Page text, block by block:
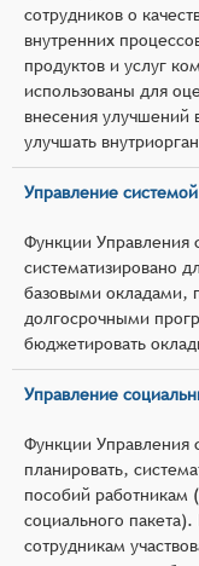
сотрудников о
внутренних
продуктов и услуг
использованы для
внесения улучшений
улучшать
Управление
Функции Управления
систематизировано
базовыми окладами,
долгосрочными
бюджетировать
Управление
Функции Управления
планировать,
пособий работникам
социального
сотрудникам